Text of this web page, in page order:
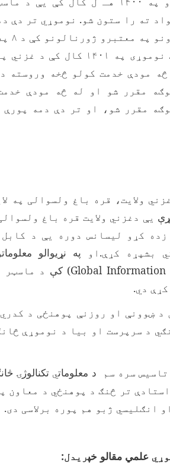
ته را ستون شو. نوموړي تر دې
او څېړنیزي مقالې په نشر رسولې دي.
مودې خدمت کولو څخه وروسته
مقرر شو او له څه مودې
مقرر شو، او تر دې دمه
ولایت، قره باغ ولسوالی په
يې دغزني ولایت قره باغ
کړو لیسانس دوره یې د
بشپړه کړې.او
په نړیوالو
Global Information
) کې د ماسټر
دي.
د ښوونې او روزنې پوهنځی د
د سرپرست او بیا د نوموړې
سره سم د معلوماتيتکنالوژۍ
تر څنګ د پوهنځي د معاون
انګليسي ژبو هم پوره برلاسی دی.
علمي مقالو خپریدل: